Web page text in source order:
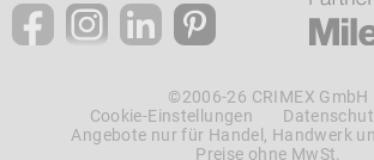
©2006-26 CRIMEX GmbH
Angebote nur für Handel, Handwerk
Preise ohne MwSt.
Cookie-Einstellungen